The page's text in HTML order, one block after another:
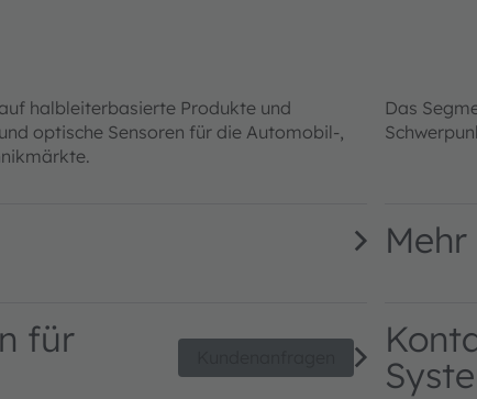
halbleiterbasierte Produkte und
optische Sensoren für die Automobil-,
Das
für